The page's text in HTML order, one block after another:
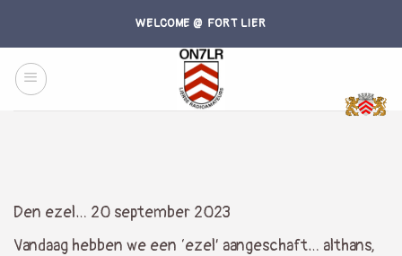
content
WELCOME @ FORT LIER
Den ezel… 20 september 2023
Vandaag hebben we een ‘ezel’ aangeschaft… althans,